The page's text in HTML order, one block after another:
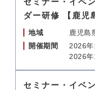
セミナー・イベ
ダー研修 【鹿児
地域
鹿児島
開催期間
2026年
2026
セミナー・イベ